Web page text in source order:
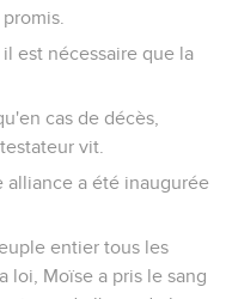
est nécessaire que la
cas de décès,
vit.
alliance a été inaugurée
entier tous les
loi, Moïse a pris le sang